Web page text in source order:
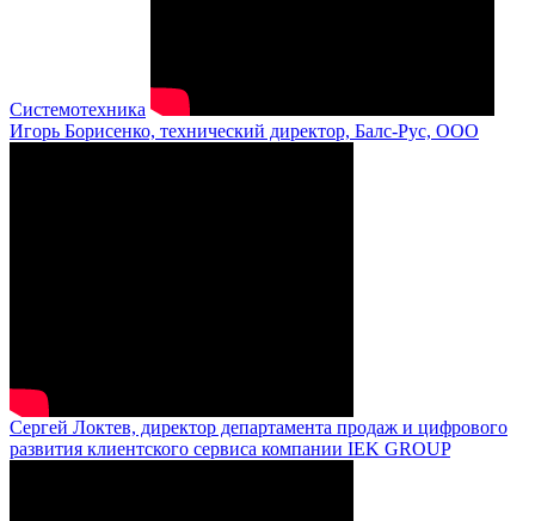
Системотехника
Игорь Борисенко, технический директор, Балс-Рус, ООО
Сергей Локтев, директор департамента продаж и цифрового
развития клиентского сервиса компании IEK GROUP